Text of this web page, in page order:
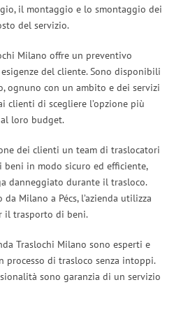
il montaggio e lo smontaggio dei
del servizio.
Milano offre un preventivo
del cliente. Sono disponibili
ognuno con un ambito e dei servizi
clienti di scegliere l’opzione più
loro budget.
dei clienti un team di traslocatori
in modo sicuro ed efficiente,
danneggiato durante il trasloco.
Milano a Pécs, l’azienda utilizza
il trasporto di beni.
Traslochi Milano sono esperti e
processo di trasloco senza intoppi.
sono garanzia di un servizio